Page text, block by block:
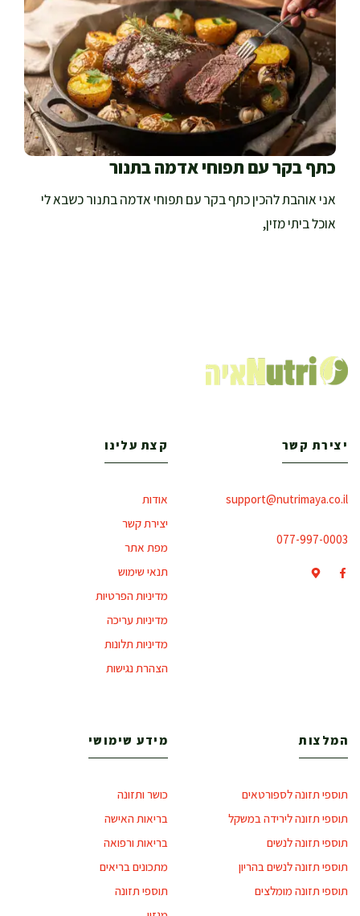
כתף בקר עם תפוחי אדמה בתנור
אני אוהבת להכין כתף בקר עם תפוחי אדמה בתנור כשבא לי
אוכל ביתי מזין,
יצירת קשר
support@nutrimaya.co.il
077-997-0003
קצת עלינו
אודות
יצירת קשר
מפת אתר
תנאי שימוש
מדיניות הפרטיות
מדיניות עריכה
מדיניות תלונות
הצהרת נגישות
המלצות
תוספי תזונה לספורטאים
תוספי תזונה לירידה במשקל
תוספי תזונה לנשים
תוספי תזונה לנשים בהריון
תוספי תזונה מומלצים
מידע שימושי
כושר ותזונה
בריאות האישה
בריאות ורפואה
מתכונים בריאים
תוספי תזונה